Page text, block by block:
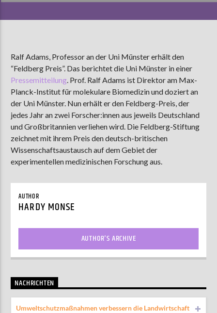
AKTUELLE SENDUNG
MOEBIUS
12:00 24:00
ZU HÖREN INMünster90,9 MHzSteinfurt103,9 MHz
Ralf Adams, Professor an der Uni Münster erhält den
“Feldberg Preis”. Das berichtet die Uni Münster in einer
Pressemitteilung. Prof. Ralf Adams ist Direktor am Max-
Planck-Institut für molekulare Biomedizin und doziert an
der Uni Münster. Nun erhält er den Feldberg-Preis, der
jedes Jahr an zwei Forscher:innen aus jeweils Deutschland
und Großbritannien verliehen wird. Die Feldberg-Stiftung
zeichnet mit ihrem Preis den deutsch-britischen
Wissenschaftsaustausch auf dem Gebiet der
experimentellen medizinischen Forschung aus.
AUTHOR
HARDY MONSE
AUTHOR'S ARCHIVE
NACHRICHTEN
Umweltschutzmaßnahmen verbessern die Landwirtschaft